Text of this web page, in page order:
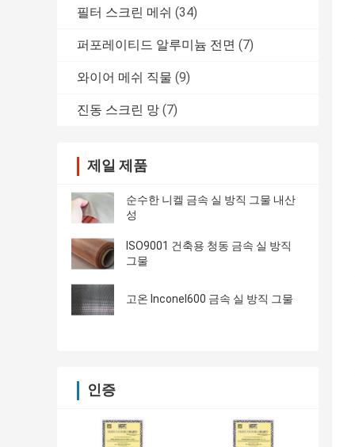
필터 스크린 메쉬 (34)
퍼포레이티드 알루미늄 전면 (7)
와이어 메쉬 직물 (9)
진동 스크린 망 (7)
제일 제품
순수한 니켈 금속 실 방직 그물 내산
성
ISO9001 건축용 청동 금속 실 방직
그물
고온 Inconel600 금속 실 방직 그물
인증